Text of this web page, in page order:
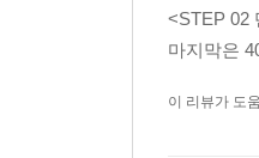
<STEP 02
마지막은
이 리뷰가 도